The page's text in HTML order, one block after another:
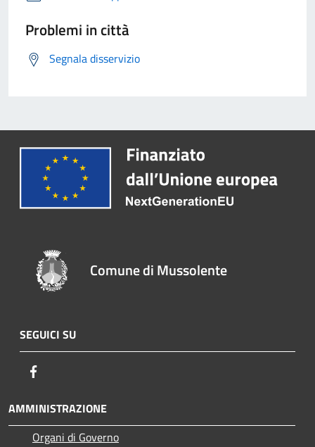
Problemi in città
Segnala disservizio
Comune di Mussolente
SEGUICI SU
AMMINISTRAZIONE
Organi di Governo